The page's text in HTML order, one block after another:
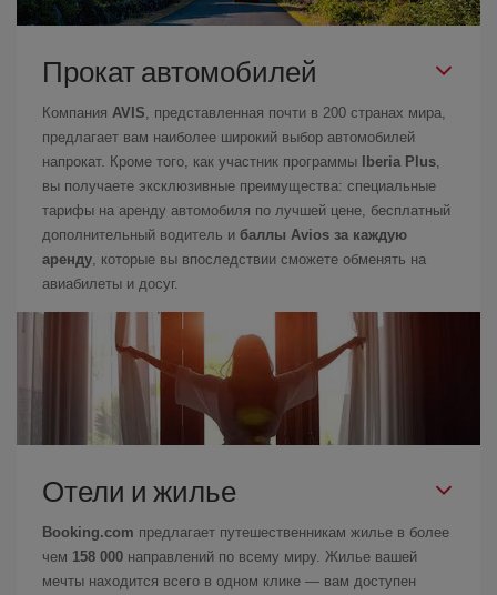
Прокат автомобилей
Компания AVIS, представленная почти в 200 странах мира,
предлагает вам наиболее широкий выбор автомобилей
напрокат. Кроме того, как участник программы
Iberia Plus,
вы получаете эксклюзивные преимущества: специальные
тарифы на аренду автомобиля по лучшей цене, бесплатный
дополнительный водитель и баллы Avios за каждую
аренду, которые вы впоследствии сможете обменять на
авиабилеты и досуг.
Отели и жилье
Booking.com предлагает путешественникам жилье в более
чем 158 000 направлений по всему миру. Жилье вашей
мечты находится всего в одном клике — вам доступен